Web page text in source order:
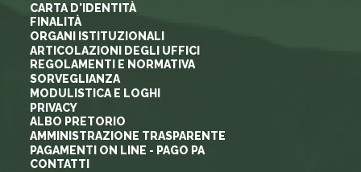
CARTA D'IDENTITÀ
FINALITÀ
ORGANI ISTITUZIONALI
ARTICOLAZIONI DEGLI UFFICI
REGOLAMENTI E NORMATIVA
SORVEGLIANZA
MODULISTICA E LOGHI
PRIVACY
ALBO PRETORIO
AMMINISTRAZIONE TRASPARENTE
PAGAMENTI ON LINE - PAGO PA
CONTATTI